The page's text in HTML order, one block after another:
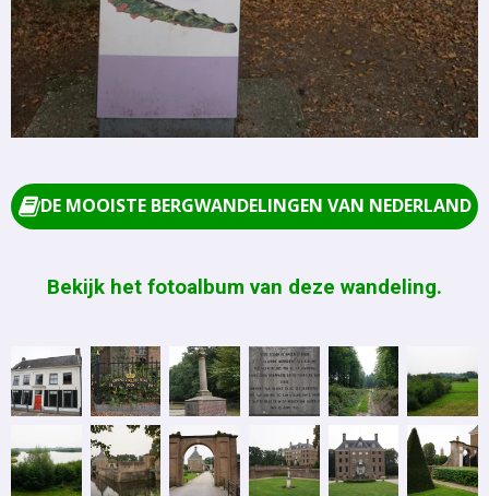
DE MOOISTE BERGWANDELINGEN VAN NEDERLAND
Bekijk het fotoalbum van deze wandeling.